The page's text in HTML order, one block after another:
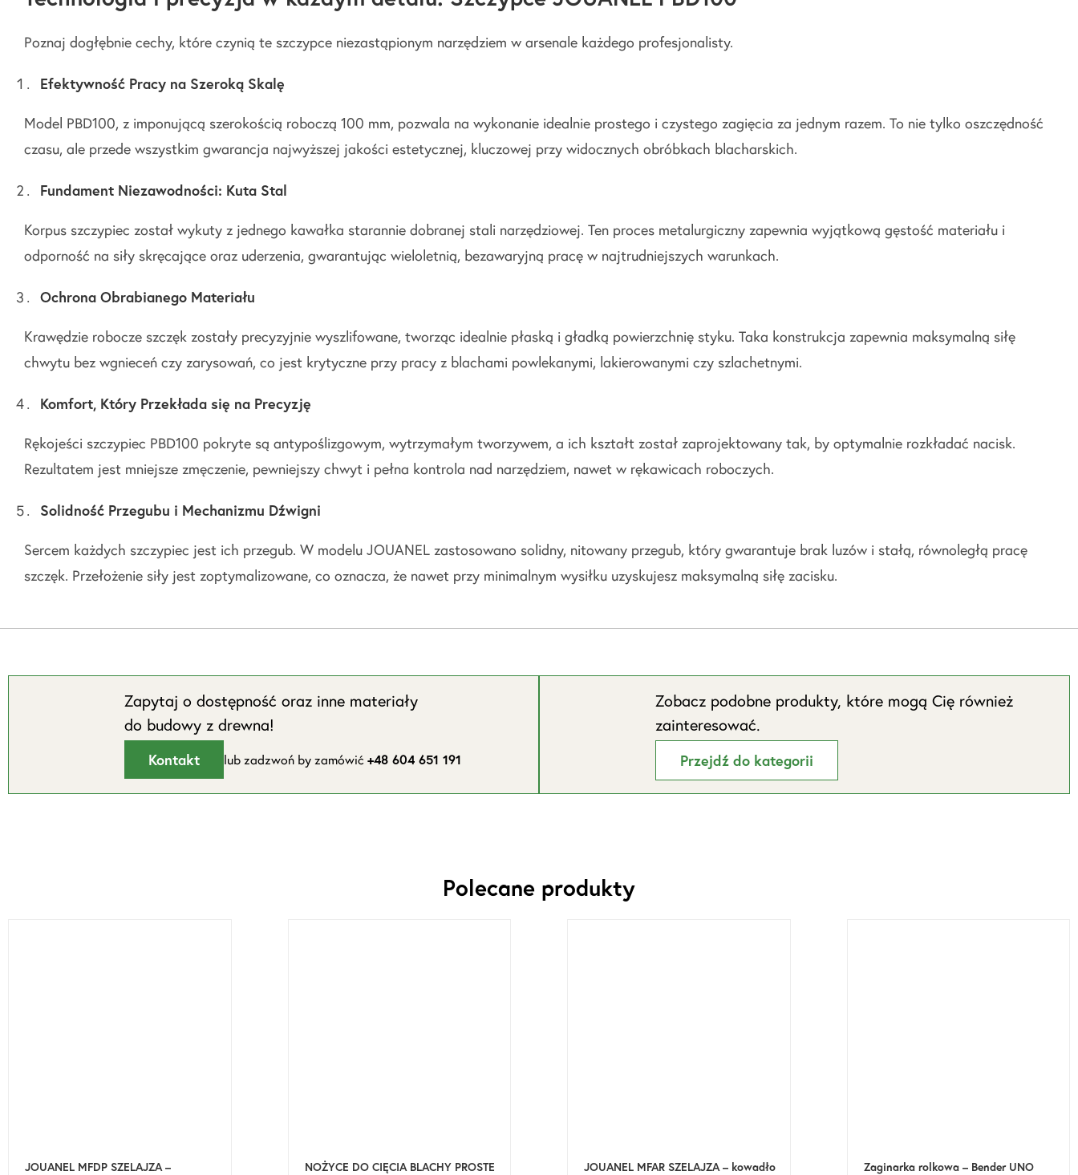
Poznaj dogłębnie cechy, które czynią te szczypce niezastąpionym narzędziem w arsenale każdego profesjonalisty.
Efektywność Pracy na Szeroką Skalę
Model PBD100, z imponującą szerokością roboczą 100 mm, pozwala na wykonanie idealnie prostego i czystego zagięcia za jednym razem. To nie tylko oszczędność
czasu, ale przede wszystkim gwarancja najwyższej jakości estetycznej, kluczowej przy widocznych obróbkach blacharskich.
Fundament Niezawodności: Kuta Stal
Korpus szczypiec został wykuty z jednego kawałka starannie dobranej stali narzędziowej. Ten proces metalurgiczny zapewnia wyjątkową gęstość materiału i
odporność na siły skręcające oraz uderzenia, gwarantując wieloletnią, bezawaryjną pracę w najtrudniejszych warunkach.
Ochrona Obrabianego Materiału
Krawędzie robocze szczęk zostały precyzyjnie wyszlifowane, tworząc idealnie płaską i gładką powierzchnię styku. Taka konstrukcja zapewnia maksymalną siłę
chwytu bez wgnieceń czy zarysowań, co jest krytyczne przy pracy z blachami powlekanymi, lakierowanymi czy szlachetnymi.
Komfort, Który Przekłada się na Precyzję
Rękojeści szczypiec PBD100 pokryte są antypoślizgowym, wytrzymałym tworzywem, a ich kształt został zaprojektowany tak, by optymalnie rozkładać nacisk.
Rezultatem jest mniejsze zmęczenie, pewniejszy chwyt i pełna kontrola nad narzędziem, nawet w rękawicach roboczych.
Solidność Przegubu i Mechanizmu Dźwigni
Sercem każdych szczypiec jest ich przegub. W modelu JOUANEL zastosowano solidny, nitowany przegub, który gwarantuje brak luzów i stałą, równoległą pracę
szczęk. Przełożenie siły jest zoptymalizowane, co oznacza, że nawet przy minimalnym wysiłku uzyskujesz maksymalną siłę zacisku.
Zapytaj o dostępność oraz inne materiały
do budowy z drewna!
Kontakt lub zadzwoń by zamówić+48 604 651 191
Zobacz podobne produkty, które mogą Cię również
zainteresować.
Przejdź do kategorii
Polecane produkty
JOUANEL MFDP SZELAJZA – NOŻYCE DO CIĘCIA BLACHY PROSTE JOUANEL MFAR SZELAJZA – kowadło Zaginarka rolkowa – Bender UNO